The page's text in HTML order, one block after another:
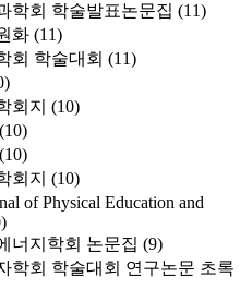
학회 학술발표논문집 (11)
화 (11)
회 학술대회 (11)
회지 (10)
(10)
(10)
회지 (10)
of Physical Education and
너지학회 논문집 (9)
학회 학술대회 연구논문 초록